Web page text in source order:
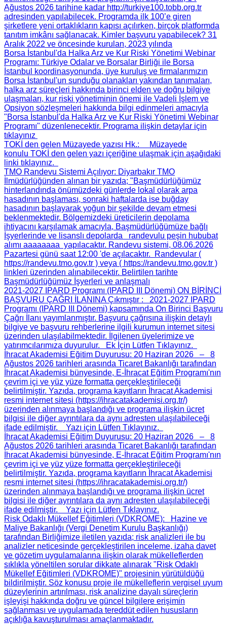
Ağustos 2026 tarihine kadar http://turkiye100.tobb.org.tr
adresinden yapılabilecek. Programda ilk 100’e giren
şirketlere yeni ortaklıkların kapısı açılırken, birçok platformda
tanıtım imkânı sağlanacak. Kimler başvuru yapabilecek? 31
Aralık 2022 ve öncesinde kurulan, 2023 yılında
Borsa İstanbul'da Halka Arz ve Kur Riski Yönetimi Webinar
Programı: Türkiye Odalar ve Borsalar Birliği ile Borsa
İstanbul koordinasyonunda, üye kuruluş ve firmalarımızın
Borsa İstanbul'un sunduğu olanakları yakından tanımaları,
halka arz süreçleri hakkında birinci elden ve doğru bilgiye
ulaşmaları, kur riski yönetiminin önemi ile Vadeli İşlem ve
Opsiyon sözleşmeleri hakkında bilgi edinmeleri amacıyla
"Borsa İstanbul'da Halka Arz ve Kur Riski Yönetimi Webinar
Programı" düzenlenecektir. Programa ilişkin detaylar için
tıklayınız
TOKİ den gelen Müzayede yazısı Hk.: Müzayede
konulu TOKİ den gelen yazı içeriğine ulaşmak için aşağıdaki
linki tıklayınız.
TMO Randevu Sistemi Açılıyor: Diyarbakır TMO
İlmüdürlüğünden alınan bir yazıda; "Başmüdürlüğümüz
hinterlandında önümüzdeki günlerde lokal olarak arpa
hasadının başlaması, sonraki haftalarda ise buğday
hasadının başlayarak yoğun bir şekilde devam etmesi
beklenmektedir. Bölgemizdeki üreticilerin depolama
ihtiyacını karşılamak amacıyla, Başmüdürlüğümüze bağlı
İşyerlerinde ve lisanslı depolarda randevulu peşin hububat
alımı aaaaaaaa yapılacaktır. Randevu sistemi, 08.06.2026
Pazartesi günü saat 12:00 'de açılacaktır. Randevular (
https://randevu.tmo.gov.tr ) veya ( https://randevu.tmo.gov.tr )
linkleri üzerinden alınabilecektir. Belirtilen tarihte
Başmüdürlüğümüz İşyerleri ve anlaşmalı
2021-2027 IPARD Programı (IPARD III Dönemi) ON BİRİNCİ
BAŞVURU ÇAĞRI İLANINA Çıkmıştır : 2021-2027 IPARD
Programı (IPARD III Dönemi) kapsamında On Birinci Başvuru
Çağrı İlanı yayımlanmıştır. Başvuru çağrısına ilişkin detaylı
bilgiye ve başvuru rehberlerine ilgili kurumun internet sitesi
üzerinden ulaşılabilmektedir. İlgilenen üyelerimize ve
yatırımcılarımıza duyurulur. Ek İçin Lütfen Tıklayınız.
İhracat Akademisi Eğitim Duyurusu: 20 Haziran 2026 – 8
Ağustos 2026 tarihleri arasında Ticaret Bakanlığı tarafından
İhracat Akademisi bünyesinde, E-İhracat Eğitim Programı'nın
çevrim içi ve yüz yüze formatta gerçekleştirileceği
belirtilmiştir. Yazıda, programa kayıtların İhracat Akademisi
resmi internet sitesi (https://ihracatakademisi.org.tr/)
üzerinden alınmaya başlandığı ve programa ilişkin ücret
bilgisi ile diğer ayrıntılara da aynı adresten ulaşılabileceği
ifade edilmiştir. Yazı için Lütfen Tıklayınız.
İhracat Akademisi Eğitim Duyurusu: 20 Haziran 2026 – 8
Ağustos 2026 tarihleri arasında Ticaret Bakanlığı tarafından
İhracat Akademisi bünyesinde, E-İhracat Eğitim Programı'nın
çevrim içi ve yüz yüze formatta gerçekleştirileceği
belirtilmiştir. Yazıda, programa kayıtların İhracat Akademisi
resmi internet sitesi (https://ihracatakademisi.org.tr/)
üzerinden alınmaya başlandığı ve programa ilişkin ücret
bilgisi ile diğer ayrıntılara da aynı adresten ulaşılabileceği
ifade edilmiştir. Yazı için Lütfen Tıklayınız.
Risk Odaklı Mükellef Eğitimleri (VDKROME): Hazine ve
Maliye Bakanlığı (Vergi Denetim Kurulu Başkanlığı)
tarafından Birliğimize iletilen yazıda; risk analizleri ile bu
analizler neticesinde gerçekleştirilen inceleme, izaha davet
ve gözetim uygulamalarına ilişkin olarak mükelleflerden
sıklıkla yöneltilen sorular dikkate alınarak "Risk Odaklı
Mükellef Eğitimleri (VDKROME)" projesinin yürütüldüğü
bildirilmiştir. Söz konusu proje ile mükelleflerin vergisel uyum
düzeylerinin artırılması, risk analizine dayalı süreçlerin
işleyişi hakkında doğru ve güncel bilgilere erişimin
sağlanması ve uygulamada tereddüt edilen hususların
açıklığa kavuşturulması amaçlanmaktadır.